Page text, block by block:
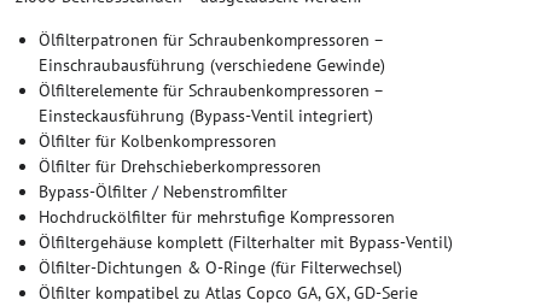
Ölfilterpatronen für Schraubenkompressoren –
Einschraubausführung (verschiedene Gewinde)
Ölfilterelemente für Schraubenkompressoren –
Einsteckausführung (Bypass-Ventil integriert)
Ölfilter für Kolbenkompressoren
Ölfilter für Drehschieberkompressoren
Bypass-Ölfilter / Nebenstromfilter
Hochdruckölfilter für mehrstufige Kompressoren
Ölfiltergehäuse komplett (Filterhalter mit Bypass-Ventil)
Ölfilter-Dichtungen & O-Ringe (für Filterwechsel)
Ölfilter kompatibel zu Atlas Copco GA, GX, GD-Serie